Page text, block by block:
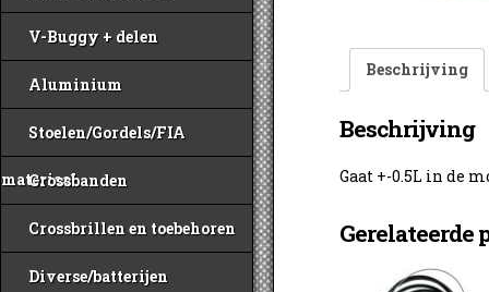
V-Buggy + delen
Aluminium
Stoelen/Gordels/FIA
materiaal
Crossbanden
Crossbrillen en toebehoren
Diverse/batterijen
Beschrijving
Beschrijving
Gaat +-0.5L in de
Gerelateerde